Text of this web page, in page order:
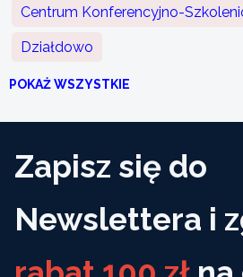
Centrum Konferencyjno-
Działdowo
POKAŻ WSZYSTKIE
Zapisz się do
Newslettera i